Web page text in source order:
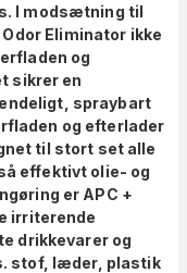
I modsætning til
Eliminator ikke
og
sikrer en
spraybart
og efterlader
til stort set alle
effektivt olie- og
er APC +
irriterende
drikkevarer og
stof, læder, plastik